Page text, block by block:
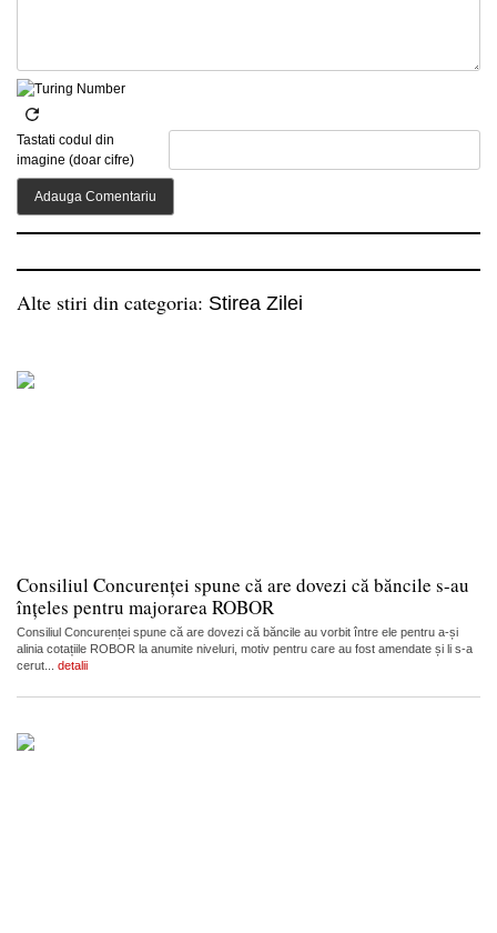
Tastati codul din
imagine (doar cifre)
Alte stiri din categoria: Stirea Zilei
Consiliul Concurenței spune că are dovezi că băncile s-au
înțeles pentru majorarea ROBOR
Consiliul Concurenței spune că are dovezi că băncile au vorbit între ele pentru a-și
alinia cotațiile ROBOR la anumite niveluri, motiv pentru care au fost amendate și li s-a
cerut... detalii